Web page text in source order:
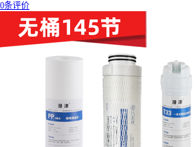
0条评价